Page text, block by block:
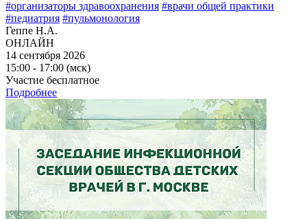
#организаторы здравоохранения #врачи общей практики
#педиатрия #пульмонология
Геппе Н.А.
ОНЛАЙН
14 сентября 2026
15:00 - 17:00 (мск)
Участие бесплатное
Подробнее